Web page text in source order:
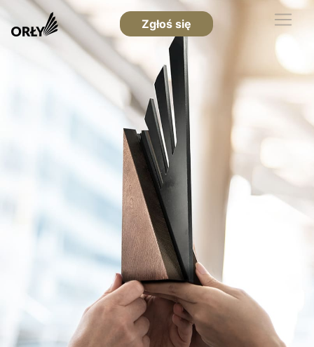
Zgłoś się